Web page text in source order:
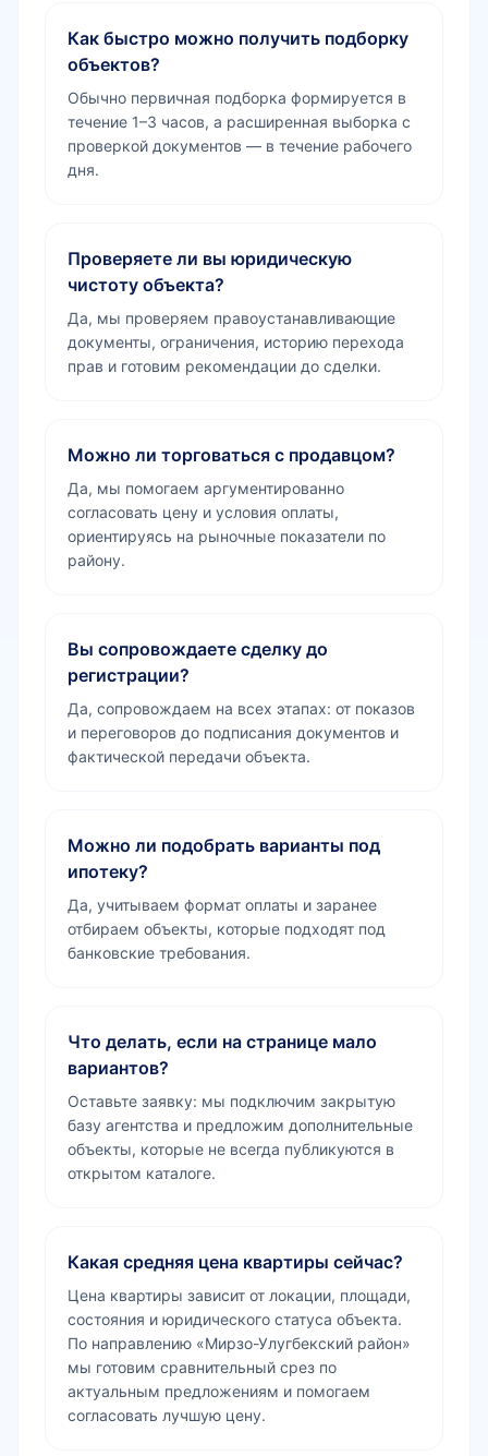
Как быстро можно получить подборку
объектов?
Обычно первичная подборка формируется в
течение 1–3 часов, а расширенная выборка с
проверкой документов — в течение рабочего
дня.
Проверяете ли вы юридическую
чистоту объекта?
Да, мы проверяем правоустанавливающие
документы, ограничения, историю перехода
прав и готовим рекомендации до сделки.
Можно ли торговаться с продавцом?
Да, мы помогаем аргументированно
согласовать цену и условия оплаты,
ориентируясь на рыночные показатели по
району.
Вы сопровождаете сделку до
регистрации?
Да, сопровождаем на всех этапах: от показов
и переговоров до подписания документов и
фактической передачи объекта.
Можно ли подобрать варианты под
ипотеку?
Да, учитываем формат оплаты и заранее
отбираем объекты, которые подходят под
банковские требования.
Что делать, если на странице мало
вариантов?
Оставьте заявку: мы подключим закрытую
базу агентства и предложим дополнительные
объекты, которые не всегда публикуются в
открытом каталоге.
Какая средняя цена квартиры сейчас?
Цена квартиры зависит от локации, площади,
состояния и юридического статуса объекта.
По направлению «Мирзо-Улугбекский район»
мы готовим сравнительный срез по
актуальным предложениям и помогаем
согласовать лучшую цену.